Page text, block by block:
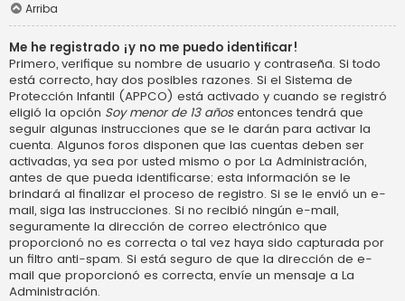
Arriba
Me he registrado ¡y no me puedo identificar!
Primero, verifique su nombre de usuario y contraseña. Si todo
está correcto, hay dos posibles razones. Si el Sistema de
Protección Infantil (APPCO) está activado y cuando se registró
eligió la opción Soy menor de 13 añosentonces tendrá que
seguir algunas instrucciones que se le darán para activar la
cuenta. Algunos foros disponen que las cuentas deben ser
activadas, ya sea por usted mismo o por La Administración,
antes de que pueda identificarse; esta información se le
brindará al finalizar el proceso de registro. Si se le envió un e-
mail, siga las instrucciones. Si no recibió ningún e-mail,
seguramente la dirección de correo electrónico que
proporcionó no es correcta o tal vez haya sido capturada por
un filtro anti-spam. Si está seguro de que la dirección de e-
mail que proporcionó es correcta, envíe un mensaje a La
Administración.